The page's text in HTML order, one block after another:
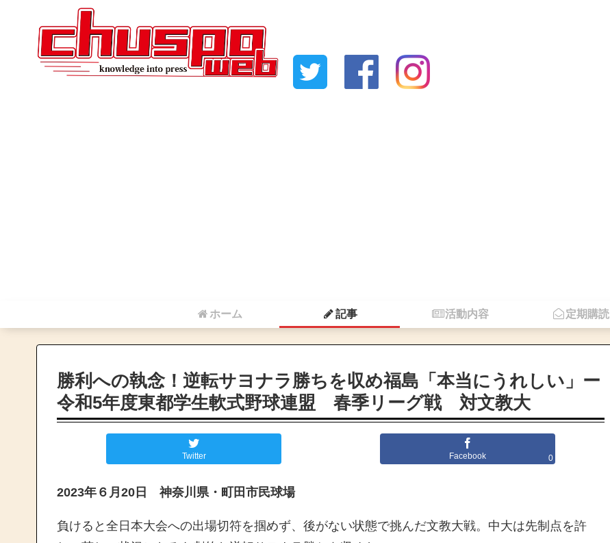
ホーム 記事 活動内容 定期購読
勝利への執念！逆転サヨナラ勝ちを収め福島「本当にうれしい」ー
令和5年度東都学生軟式野球連盟 春季リーグ戦 対文教大
Twitter Facebook 0
2023年６月20日 神奈川県・町田市民球場
負けると全日本大会への出場切符を掴めず、後がない状態で挑んだ文教大戦。中大は先制点を許